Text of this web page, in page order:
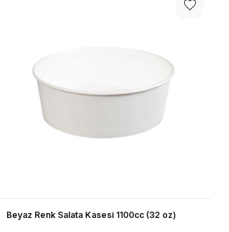
Beyaz Renk Salata Kasesi 1100cc (32 oz)